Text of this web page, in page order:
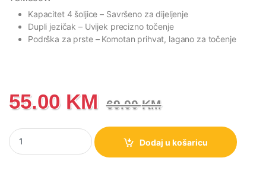
Kapacitet 4 šoljice– Savršeno za dijeljenje
Dupli jezičak– Uvijek precizno točenje
Podrška za prste – Komotan prihvat, lagano za točenje
55.00 KM 69.00KM
TCM350W Gorenje Električna džezva količina
Dodaj u košaricu